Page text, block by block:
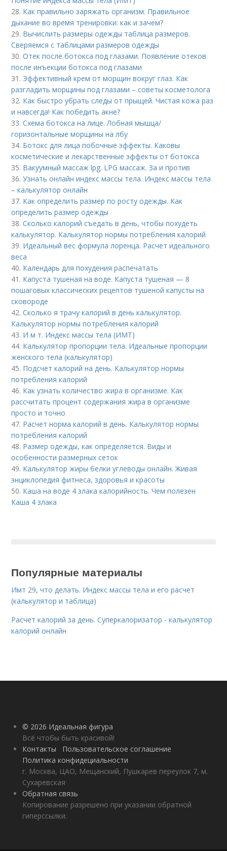
28. Как правильно заряжать организм. Правильное
дыхание во время тренировки: как и зачем?
29. Вычислить размеры одежды таблица размеров.
Сверяемся с таблицами размеров одежды
30.Отек после ботокса под глазами. Появление отеков
после инъекции ботокса под глазами
31. Эффективный крем от морщин вокруг глаз. Как
разгладить морщины под глазами – советы косметолога
32. Как быстро убрать следы от прыщей. Чистая кожа раз
и навсегда! Как победить акне?
33.Схема ботокса на лице. Лобная мышца/
горизонтальные морщины на лбу
34. Ботокс для лица побочные эффекты. Каковы
косметические и лекарственные эффекты от ботокса
35. Вакуумный массаж lpg. LPG массаж. За и против
36.Узнать онлайн индекс массы тела. Индекс массы тела
– калькулятор онлайн
37. Как определить размер по росту одежды. Как
определить размер одежды
38.Сколько калорий съедать в день, чтобы похудеть
калькулятор. Калькулятор нормы потребления калорий
39. Идеальный вес формула лоренца. Расчет идеального
веса
40. Календарь для похудения распечатать
41. Капуста тушеная на воде. Капуста тушеная — 8
пошаговых классических рецептов тушеной капусты на
сковороде
42.Сколько я трачу калорий в день калькулятор.
Калькулятор нормы потребления калорий
43. И м т. Индекс массы тела (ИМТ)
44. Калькулятор пропорции тела. Идеальные пропорции
женского тела (калькулятор)
45. Подсчет калорий на день. Калькулятор нормы
потребления калорий
46. Как узнать количество жира в организме. Как
рассчитать процент содержания жира в организме
просто и точно
47. Расчет норма калорий в день. Калькулятор нормы
потребления калорий
48. Размер одежды, как определяется. Виды и
особенности размерных сеток
49. Калькулятор жиры белки углеводы онлайн. Живая
энциклопедия фитнеса, здоровья и красоты
50. Каша на воде 4 злака калорийность. Чем полезен
Каша 4 злака
Популярные материалы
Имт 29, что делать. Индекс массы тела и его расчет
(калькулятор и таблица)
Расчет калорий за день. Суперкалоризатор - калькулятор
калорий онлайн
© 2026 Идеальная фигура
Всё чтобы быть красивой!
Контакты
Пользовательское соглашение
Политика конфидециальности
г. Москва, ЦАО, Мещанский, Пушкарев переулок 7, м.
Сухаревская
Обратная связь
Копирование разрешено при указании обратной
гиперссылки.